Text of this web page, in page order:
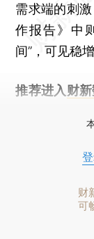
需求端的刺
作报告》中
间”，可见稳
推荐进入 财
财
可